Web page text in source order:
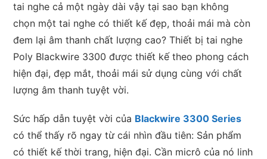
tai nghe cả một ngày dài vậy tại sao bạn không
chọn một tai nghe có thiết kế đẹp, thoải mái mà còn
đem lại âm thanh chất lượng cao? Thiết bị tai nghe
Poly Blackwire 3300 được thiết kế theo phong cách
hiện đại, đẹp mắt, thoải mái sử dụng cùng với chất
lượng âm thanh tuyệt vời.
Sức hấp dẫn tuyệt vời của Blackwire 3300 Series
có thể thấy rõ ngay từ cái nhìn đầu tiên: Sản phẩm
có thiết kế thời trang, hiện đại. Cần micrô của nó linh